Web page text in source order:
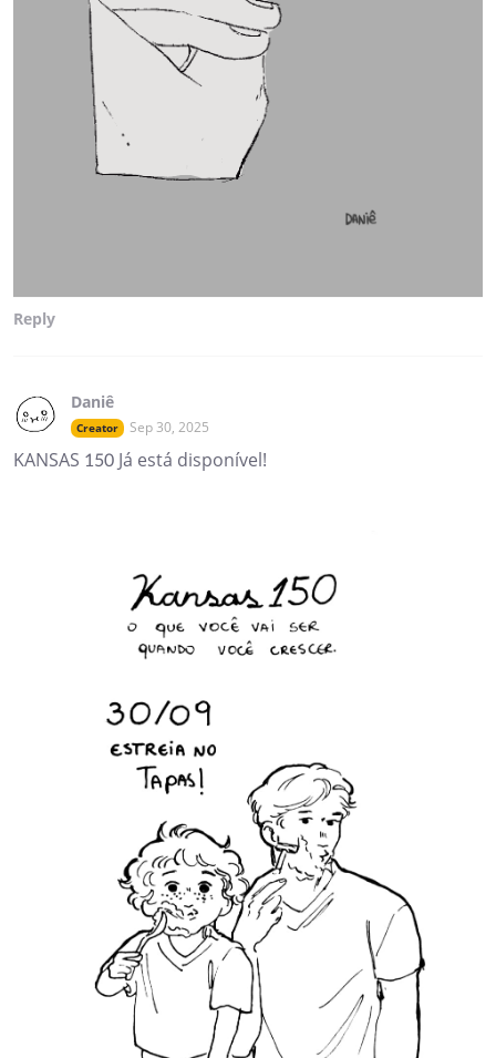
Reply
Daniê
Creator Sep 30, 2025
KANSAS 150 Já está disponível!